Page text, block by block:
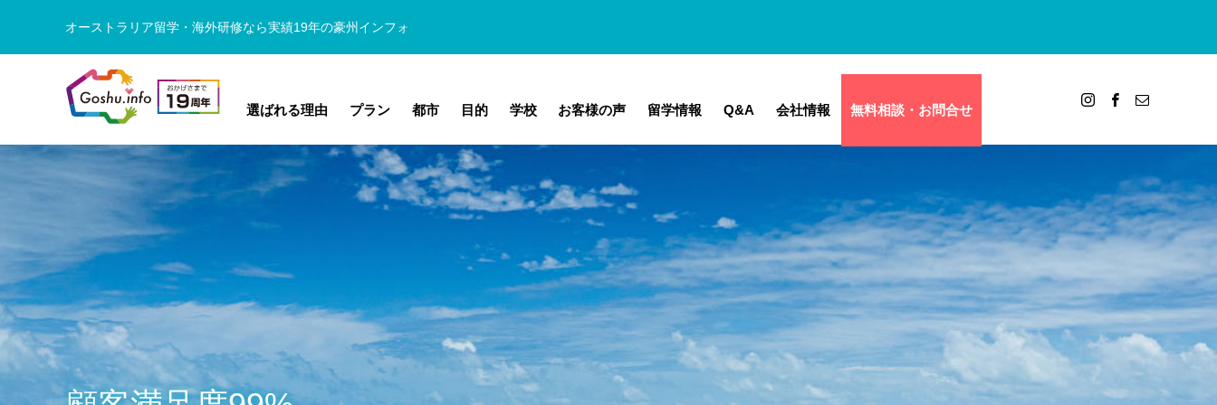
オーストラリア留学・海外研修なら実績19年の豪州インフォ
選ばれる理由 プラン 都市 目的 学校 お客様の声 留学情報 Q&A 会社情報 無料相談・お問合せ